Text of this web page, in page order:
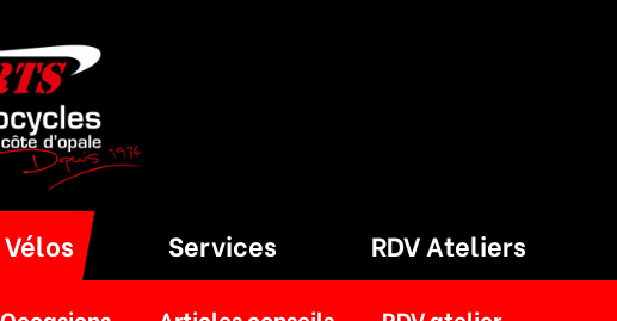
Vélos Services RDV Ateliers